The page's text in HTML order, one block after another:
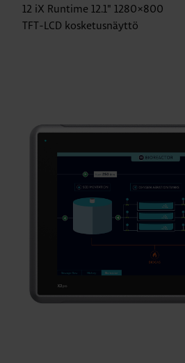
12 iX Runtime 12.1" 1280×800
TFT-LCD kosketusnäyttö